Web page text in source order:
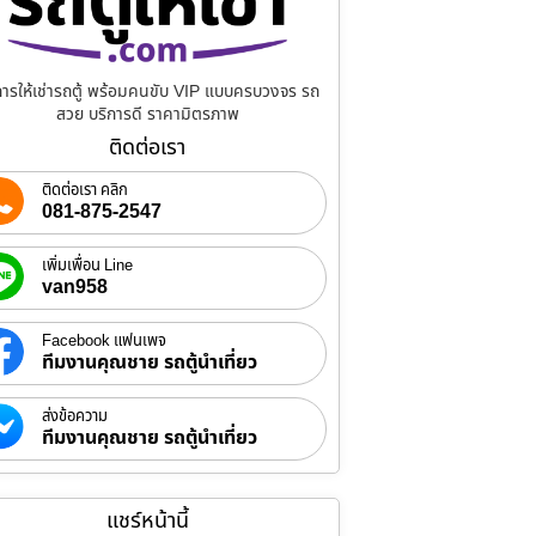
รให้เช่ารถตู้ พร้อมคนขับ VIP แบบครบวงจร รถ
สวย บริการดี ราคามิตรภาพ
ติดต่อเรา
ติดต่อเรา คลิก
081-875-2547
เพิ่มเพื่อน Line
van958
Facebook แฟนเพจ
ทีมงานคุณชาย รถตู้นำเที่ยว
ส่งข้อความ
ทีมงานคุณชาย รถตู้นำเที่ยว
แชร์หน้านี้